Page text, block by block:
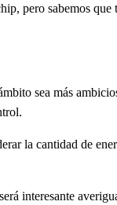
pero sabemos
sea más
la cantidad de
interesante